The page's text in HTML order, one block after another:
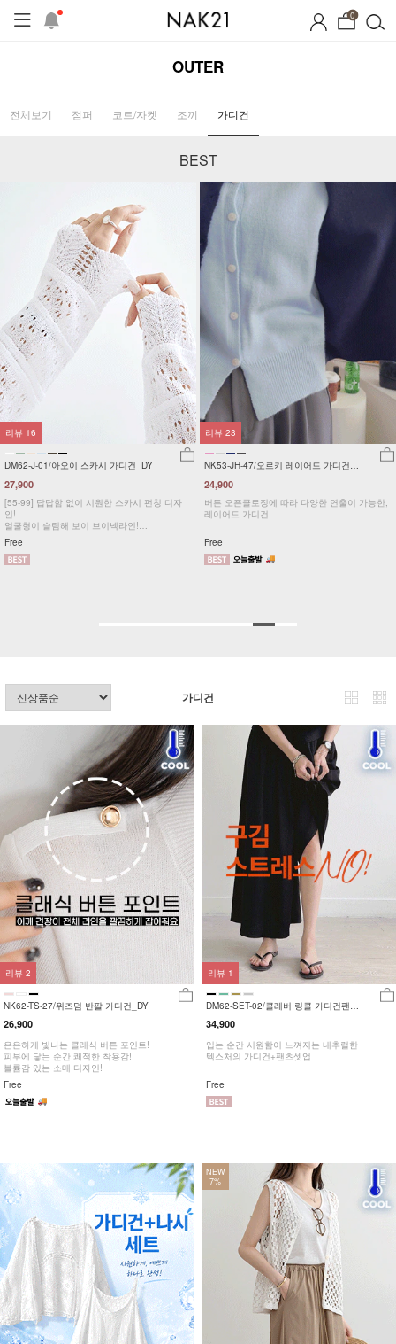
0
1+1 기획세트 자체제작 여름 잠옷 장마템 기
OUTER
전체보기 점퍼 코트/자켓 조끼 가디건
BEST
47/오르키 레이어드 가디건
픈클로징에 따라 다양한 연출이 가능한,
가디건
DM43-J-01/레트로 바스락 스트링 점퍼
23%
49,900
[55~120] 스트링 후드 점퍼/빅사이즈
리뷰4
[바
가디건
NK62-TS-27/위즈덤 반팔 가디건_DY
26,900
은은하게 빛나는 클래식 버튼 포인트!
피부에 닿는 순간 쾌적한 착용감!
볼륨감 있는 소매 디자인!
Free
리뷰 2
DM62-SET-02/클레버 링클 가디건팬츠
셋업_HR
34,900
입는 순간 시원함이 느껴지는 내추럴한
텍스처의 가디건+팬츠셋업
Free
리뷰 1
NEW
7%